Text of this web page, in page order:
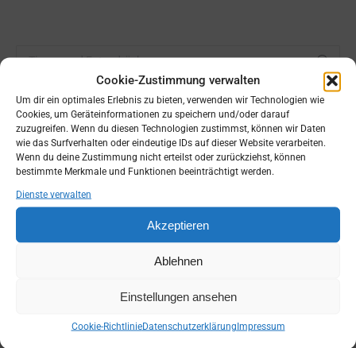
Cookie-Zustimmung verwalten
Um dir ein optimales Erlebnis zu bieten, verwenden wir Technologien wie
Cookies, um Geräteinformationen zu speichern und/oder darauf
zuzugreifen. Wenn du diesen Technologien zustimmst, können wir Daten
wie das Surfverhalten oder eindeutige IDs auf dieser Website verarbeiten.
Wenn du deine Zustimmung nicht erteilst oder zurückziehst, können
bestimmte Merkmale und Funktionen beeinträchtigt werden.
Dienste verwalten
Akzeptieren
Ablehnen
Einstellungen ansehen
Cookie-RichtlinieDatenschutzerklärungImpressum
Search: